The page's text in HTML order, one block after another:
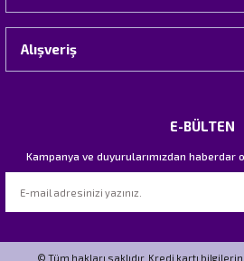
Alışveriş
E-BÜLTEN
Kampanya ve duyurularımızdan haberdar
© Tüm hakları saklıdır. Kredi kartı